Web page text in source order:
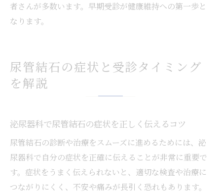
者さんが多数います。早期受診が健康維持への第一歩と
なります。
尿管結石の症状と受診タイミング
を解説
泌尿器科で尿管結石の症状を正しく伝えるコツ
尿管結石の診断や治療をスムーズに進めるためには、泌
尿器科で自分の症状を正確に伝えることが非常に重要で
す。症状をうまく伝えられないと、適切な検査や治療に
つながりにくく、不安や痛みが長引く恐れもあります。